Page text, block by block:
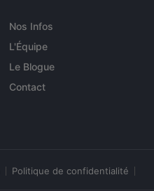
Nos Infos
L'Équipe
Le Blogue
Contact
Politique de confidentialité